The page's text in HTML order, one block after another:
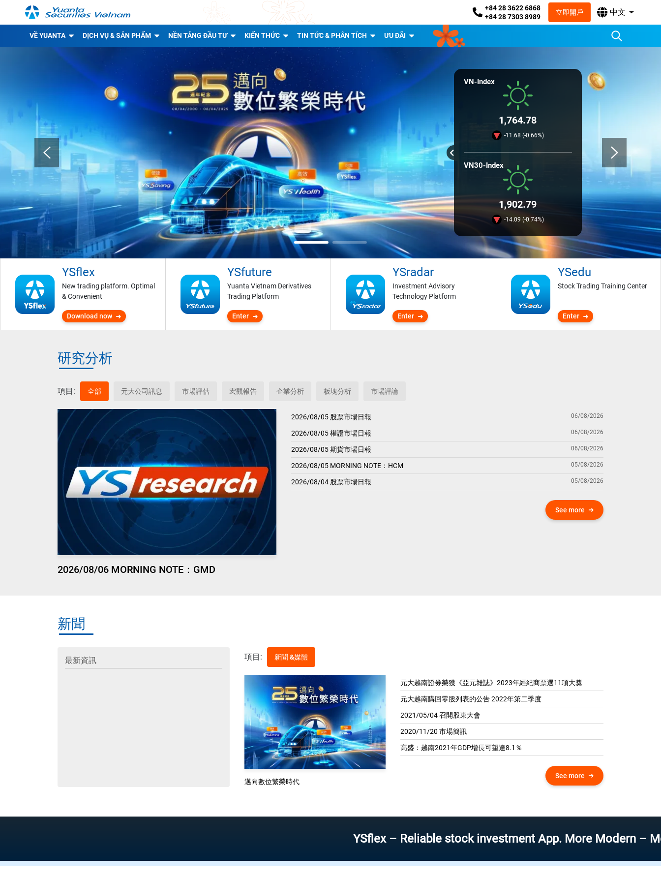
+84 28 3622 6868
+84 28 7303 8989
立即開戶 中文
VỀ YUANTA DỊCH VỤ & SẢN PHẨM NỀN TẢNG ĐẦU TƯ KIẾN THỨC TIN TỨC & PHÂN TÍCH ƯU ĐÃI
VN-Index
1,764.78
-11.68 (-0.66%)
VN30-Index
1,902.79
-14.09 (-0.74%)
YSflex
New trading platform. Optimal
& Convenient
Download now
YSfuture
Yuanta Vietnam Derivatives
Trading Platform
Enter
YSradar
Investment Advisory
Technology Platform
Enter
YSedu
Stock Trading Training Center
Enter
研究分析
項目: 全部 元大公司訊息 市場評估 宏觀報告 企業分析 板塊分析 市場評論
2026/08/06 MORNING NOTE：GMD
2026/08/05 股票市場日報 06/08/2026
2026/08/05 權證市場日報 06/08/2026
2026/08/05 期貨市場日報 06/08/2026
2026/08/05 MORNING NOTE：HCM 05/08/2026
2026/08/04 股票市場日報 05/08/2026
See more
新聞
最新資訊 項目: 新聞 &媒體
邁向數位繁榮時代
元大越南證券榮獲《亞元雜誌》2023年經紀商票選11項大獎
元大越南購回零股列表的公告 2022年第二季度
2021/05/04 召開股東大會
2020/11/20 市場簡訊
高盛：越南2021年GDP增​​長可望達8.1％
See more
YSflex – Reliable stock investment App. More Modern – More